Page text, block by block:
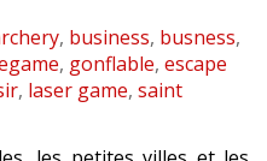
, business, busness,
, gonflable, escape
, laser game, saint